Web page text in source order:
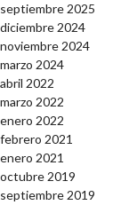
septiembre 2025
diciembre 2024
noviembre 2024
marzo 2024
abril 2022
marzo 2022
enero 2022
febrero 2021
enero 2021
octubre 2019
septiembre 2019